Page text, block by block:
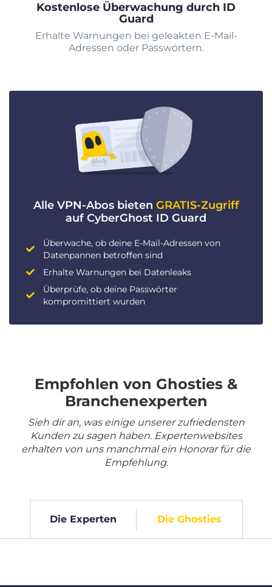
Kostenlose Überwachung durch ID
Guard
Erhalte Warnungen bei geleakten E-Mail-
Adressen oder Passwörtern.
Alle VPN-Abos bieten GRATIS-Zugriff
auf CyberGhost ID Guard
Überwache, ob deine E-Mail-Adressen von
Datenpannen betroffen sind
Erhalte Warnungen bei Datenleaks
Überprüfe, ob deine Passwörter
kompromittiert wurden
Empfohlen von Ghosties &
Branchenexperten
Sieh dir an, was einige unserer zufriedensten
Kunden zu sagen haben. Expertenwebsites
erhalten von uns manchmal ein Honorar für die
Empfehlung.
Die Experten Die Ghosties